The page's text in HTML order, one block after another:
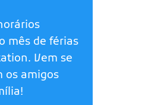
mês de férias
Vem se
os amigos